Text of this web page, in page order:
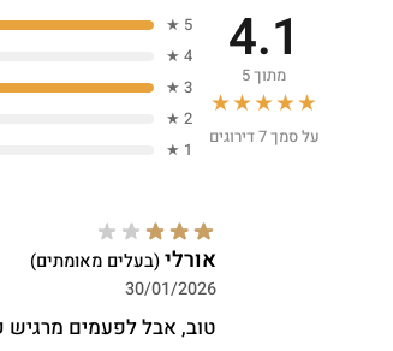
4.1
מתוך 5
★★★★★
על סמך 7 דירוגים
5 ★
4 ★
3 ★
2 ★
1 ★
אורלי(בעלים מאומתים)
30/01/2026
טוב, אבל לפעמים מרגיש